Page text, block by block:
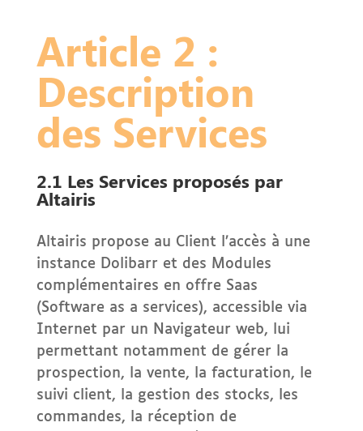
Article 2 :
Description
des Services
2.1 Les Services proposés par
Altairis
Altairis propose au Client l’accès à une
instance Dolibarr et des Modules
complémentaires en offre Saas
(Software as a services), accessible via
Internet par un Navigateur web, lui
permettant notamment de gérer la
prospection, la vente, la facturation, le
suivi client, la gestion des stocks, les
commandes, la réception de